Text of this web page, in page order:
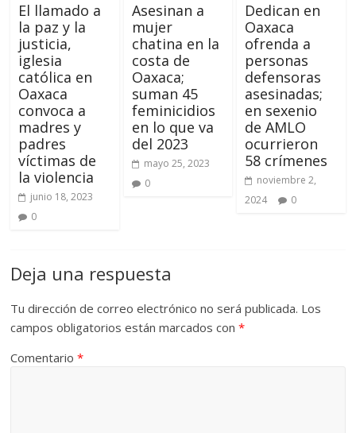
El llamado a
la paz y la
justicia,
iglesia
católica en
Oaxaca
convoca a
madres y
padres
víctimas de
la violencia
junio 18, 2023
0
Asesinan a
mujer
chatina en la
costa de
Oaxaca;
suman 45
feminicidios
en lo que va
del 2023
mayo 25, 2023
0
Dedican en
Oaxaca
ofrenda a
personas
defensoras
asesinadas;
en sexenio
de AMLO
ocurrieron
58 crímenes
noviembre 2,
2024
0
Deja una respuesta
Tu dirección de correo electrónico no será publicada. Los
campos obligatorios están marcados con*
Comentario*